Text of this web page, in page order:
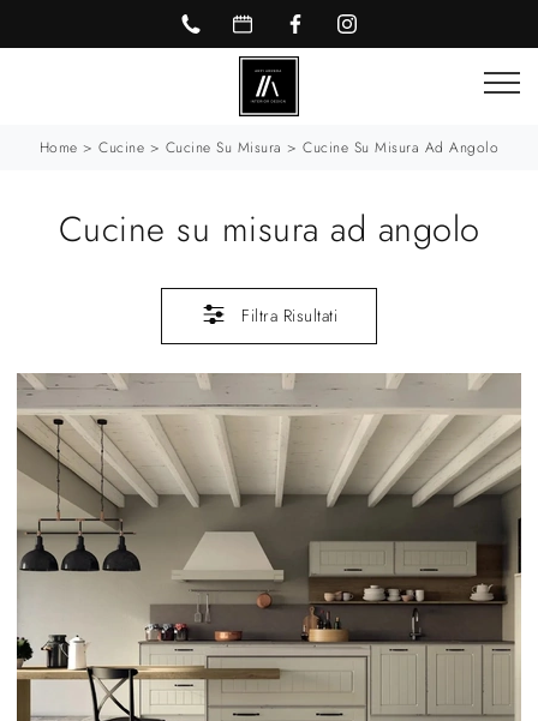
Home >Cucine > Cucine Su Misura >Cucine Su Misura Ad Angolo
Cucine su misura ad angolo
Filtra Risultati